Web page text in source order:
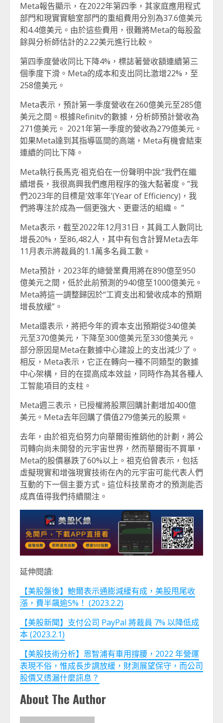
Meta報告顯示，在2022年第四季，其家庭應用程式
部門和現實實驗室部門的重組費用分別為37.6億美元
和4.4億美元。由於這些費用，很難將Meta的每股盈
餘與分析師估計的2.22美元進行比較。
第四季度營收同比下降4%，標誌著營收額連續第三
個季度下滑。Meta的成本和支出同比激增22%，至
258億美元。
Meta表示，預計第一季度營收在260億美元至285億
美元之間。根據Refinitv的數據，分析師預計營收為
271億美元。 2021年第一季度的營收為279億美元。
如果Meta達到其指導區間的高端，Meta有機會結束
連續的同比下降。
Meta執行長馬克·祖克伯在一份聲明中說:“我們在繼
續增長，我很高興我們應用程序的強大黏著度。”我
們2023年的目標是‘效率年’(Year of Efficiency)，我
們將專注於成為一個更強大、更靈活的組織。 ”
Meta表示，截至2022年12月31日，其員工人數同比
增長20%，至86,482人，其中有包含計算Meta去年
11月表示將裁員的1.1萬多名員工數。
Meta預計，2023年的總營業費用將在890億至950
億美元之間，低於此前預測的940億至1000億美元。
Meta將這一調整歸因於“工資支出和營收成本的預期
增長放緩”。
Meta還表示，將把今年的資本支出預期從340億美
元至370億美元，下降至300億美元至330億美元。
部分原因是Meta在數據中心建設上的支出減少了。
相反，Meta表示，它正在轉向一種不同類型的數據
中心架構，目的在提高成本效益，同時作為其各種人
工智能項目的支柱。
Meta週三表示，已授權將股票回購計劃增加400億
美元。Meta去年回購了價值279億美元的股票。
去年，由於祖克伯努力向華爾街推銷他的計劃，將公
司轉向尚未開發的元宇宙世界，然而華爾街不買單，
Meta的股價暴跌了60%以上。祖克伯曾表示，包括
虛擬現實和增強現實技術在內的元宇宙可能代表人們
互動的下一個主要方式。這位科技業奇才的預測能否
成真值得我們持續關注。
延伸閱讀:
【美股盤後】鮑爾表示通膨減緩有成，美股甩尾收
漲，費半飆逾5%！ (2023.2.2)
【美股新聞】支付公司 PayPal 將裁員 7% 以降低成
本 (2023.2.1)
【美股技術分析】恩智浦有車用撐腰，2022 年營運
表現不俗，惟成長步調放緩，財測展望保守，而公司
股價又透漏什麼訊息？
About The Author